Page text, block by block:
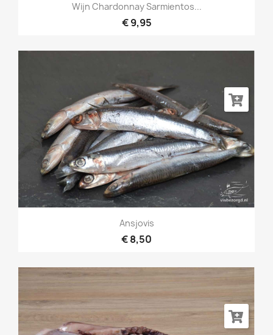
Wijn Chardonnay Sarmientos...
€ 9,95
Ansjovis
€ 8,50